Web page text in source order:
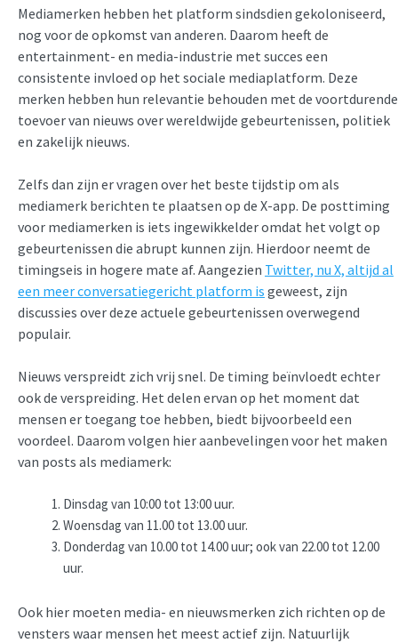
Mediamerken hebben het platform sindsdien gekoloniseerd,
nog voor de opkomst van anderen. Daarom heeft de
entertainment- en media-industrie met succes een
consistente invloed op het sociale mediaplatform. Deze
merken hebben hun relevantie behouden met de voortdurende
toevoer van nieuws over wereldwijde gebeurtenissen, politiek
en zakelijk nieuws.
Zelfs dan zijn er vragen over het beste tijdstip om als
mediamerk berichten te plaatsen op de X-app. De posttiming
voor mediamerken is iets ingewikkelder omdat het volgt op
gebeurtenissen die abrupt kunnen zijn. Hierdoor neemt de
timingseis in hogere mate af. Aangezien Twitter, nu X, altijd al
een meer conversatiegericht platform is geweest, zijn
discussies over deze actuele gebeurtenissen overwegend
populair.
Nieuws verspreidt zich vrij snel. De timing beïnvloedt echter
ook de verspreiding. Het delen ervan op het moment dat
mensen er toegang toe hebben, biedt bijvoorbeeld een
voordeel. Daarom volgen hier aanbevelingen voor het maken
van posts als mediamerk:
Dinsdag van 10:00 tot 13:00 uur.
Woensdag van 11.00 tot 13.00 uur.
Donderdag van 10.00 tot 14.00 uur; ook van 22.00 tot 12.00
uur.
Ook hier moeten media- en nieuwsmerken zich richten op de
vensters waar mensen het meest actief zijn. Natuurlijk